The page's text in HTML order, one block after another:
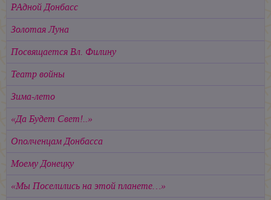
РАдной Донбасс
Золотая Луна
Посвящается Вл. Филину
Театр войны
Зима-лето
«Да Будет Свет!..»
Ополченцам Донбасса
Моему Донецку
«Мы Поселились на этой планете…»